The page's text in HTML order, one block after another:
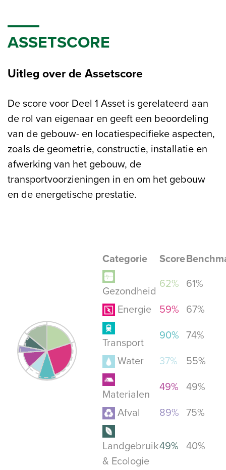
ASSETSCORE
Uitleg over de Assetscore
De score voor Deel 1 Asset is gerelateerd aan
de rol van eigenaar en geeft een beoordeling
van de gebouw- en locatiespecifieke aspecten,
zoals de geometrie, constructie, installatie en
afwerking van het gebouw, de
transportvoorzieningen in en om het gebouw
en de energetische prestatie.
Categorie Score
Gezondheid
62% 61%
Energie 59% 67%
Transport
90% 74%
Water 37% 55%
Materialen
49% 49%
Afval 89% 75%
Landgebruik
& Ecologie
49% 40%